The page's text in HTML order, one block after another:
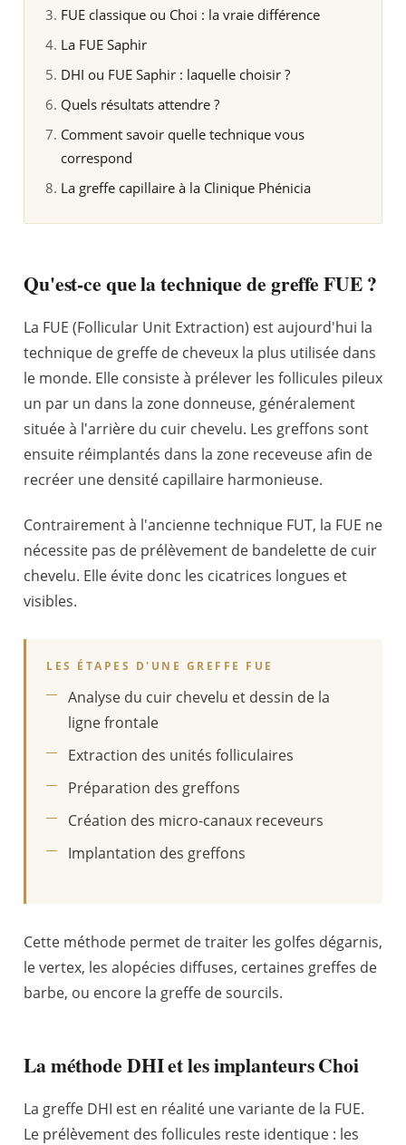
FUE classique ou Choi : la vraie différence
La FUE Saphir
DHI ou FUE Saphir : laquelle choisir ?
Quels résultats attendre ?
Comment savoir quelle technique vous
correspond
La greffe capillaire à la Clinique Phénicia
Qu'est-ce que la technique de greffe FUE ?
La FUE (Follicular Unit Extraction) est aujourd'hui la
technique de greffe de cheveux la plus utilisée dans
le monde. Elle consiste à prélever les follicules pileux
un par un dans la zone donneuse, généralement
située à l'arrière du cuir chevelu. Les greffons sont
ensuite réimplantés dans la zone receveuse afin de
recréer une densité capillaire harmonieuse.
Contrairement à l'ancienne technique FUT, la FUE ne
nécessite pas de prélèvement de bandelette de cuir
chevelu. Elle évite donc les cicatrices longues et
visibles.
LES ÉTAPES D'UNE GREFFE FUE
Analyse du cuir chevelu et dessin de la
ligne frontale
Extraction des unités folliculaires
Préparation des greffons
Création des micro-canaux receveurs
Implantation des greffons
Cette méthode permet de traiter les golfes dégarnis,
le vertex, les alopécies diffuses, certaines greffes de
barbe, ou encore la greffe de sourcils.
La méthode DHI et les implanteurs Choi
La greffe DHI est en réalité une variante de la FUE.
Le prélèvement des follicules reste identique : les